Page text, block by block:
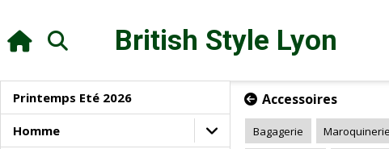
British Style Lyon
Printemps Eté 2026
Homme
Accessoires
Bagagerie Maroquinerie